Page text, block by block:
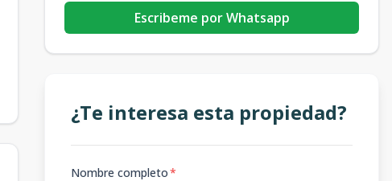
Escribeme por Whatsapp
¿Te interesa esta propiedad?
Nombre completo*